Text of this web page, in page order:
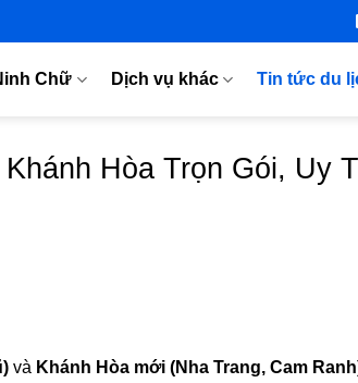
Chữ Dịch vụ khác Tin tức du
Hòa Trọn Gói, Uy
và Khánh Hòa mới (Nha Trang, Cam